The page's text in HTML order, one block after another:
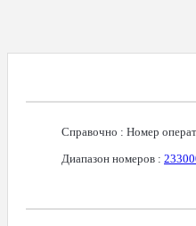
Справочно : Номер
Диапазон номеров :